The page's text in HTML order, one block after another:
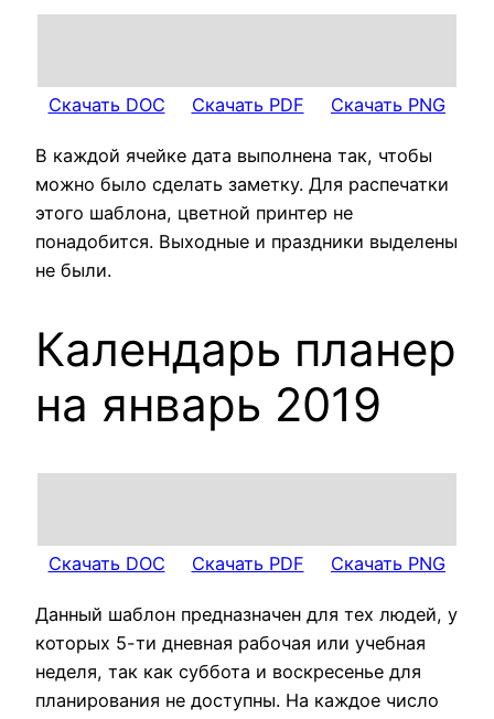
Скачать DOC Скачать PDF Скачать PNG
В каждой ячейке дата выполнена так, чтобы
можно было сделать заметку. Для распечатки
этого шаблона, цветной принтер не
понадобится. Выходные и праздники выделены
не были.
Календарь планер
на январь 2019
Скачать DOC Скачать PDF Скачать PNG
Данный шаблон предназначен для тех людей, у
которых 5-ти дневная рабочая или учебная
неделя, так как суббота и воскресенье для
планирования не доступны. На каждое число